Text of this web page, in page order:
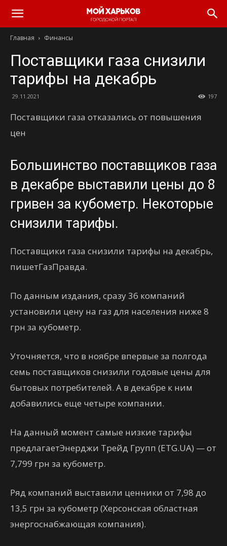
Главная Финансы
Поставщики газа снизили
тарифы на декабрь
29.11.2021 197
Поставщики газа отказались от повышения
цен
Большинство поставщиков газа
в декабре выставили цены до 8
гривен за кубометр. Некоторые
снизили тарифы.
Поставщики газа снизили тарифы на декабрь,
пишетГазПравда.
По данным издания, сразу 36 компаний
установили цену на газ для населения ниже 8
грн за кубометр.
Уточняется, что в ноябре впервые за полгода
семь поставщиков снизили годовые цены для
бытовых потребителей. А в декабре к ним
добавились еще четыре компании.
На данный момент самые низкие тарифы
предлагаетЭнерджи Трейд Групп (ETG.UA) — от
7,799 грн за кубометр.
Ряд компаний выставили ценники от 7,98 до
13,5 грн за кубометр (Херсонская областная
энергоснабжающая компания).